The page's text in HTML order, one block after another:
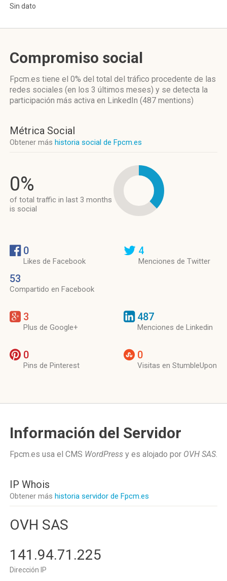
Sin dato
Compromiso social
Fpcm.es tiene el 0% del total del tráfico procedente de las
redes sociales (en los 3 últimos meses) y se detecta la
participación más activa en LinkedIn (487 mentions)
Métrica Social
Obtener más historia social de Fpcm.es
0%
of total traffic in last 3 months
is social
0
Likes de Facebook
53
Compartido en Facebook
4
Menciones de Twitter
3
Plus de Google+
487
Menciones de Linkedin
0
Pins de Pinterest
0
Visitas en StumbleUpon
Información del Servidor
Fpcm.es usa el CMS WordPress y es alojado por OVH SAS.
IP Whois
Obtener más historia servidor de Fpcm.es
OVH SAS
141.94.71.225
Dirección IP